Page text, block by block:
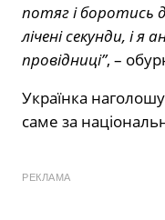
потяг і боротись
лічені секунди, і я
провідниці”, –
Українка
саме за
РЕКЛАМА